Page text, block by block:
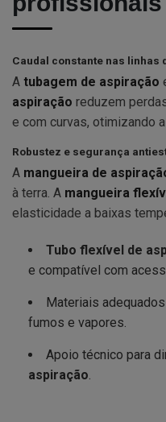
Caudal constante nas linhas
A tubagem de aspiração
aspiração reduzem
e com curvas, otimizando
Robustez e segurança
A mangueira de
à terra. A mangueira
elasticidade a baixas
Tubo flexível de
e compatível com
Materiais
fumos e vapores.
Apoio técnico para
aspiração.